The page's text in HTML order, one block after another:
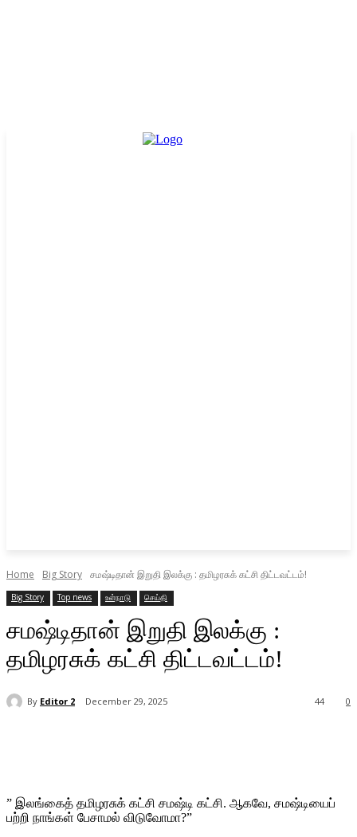
Home Big Story சமஷ்டிதான் இறுதி இலக்கு : தமிழரசுக் கட்சி திட்டவட்டம்!
Big Story Top news உள்நாடு செய்தி
சமஷ்டிதான் இறுதி இலக்கு :
தமிழரசுக் கட்சி திட்டவட்டம்!
By Editor 2 December 29, 2025 0
44
” இலங்கைத் தமிழரசுக் கட்சி சமஷ்டி கட்சி. ஆகவே, சமஷ்டியைப்
பற்றி நாங்கள் பேசாமல் விடுவோமா?”